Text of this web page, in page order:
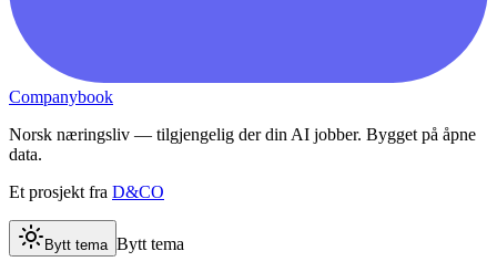
Companybook
Norsk næringsliv — tilgjengelig der din AI jobber. Bygget på åpne
data.
Et prosjekt fra D&CO
Bytt tema Bytt tema